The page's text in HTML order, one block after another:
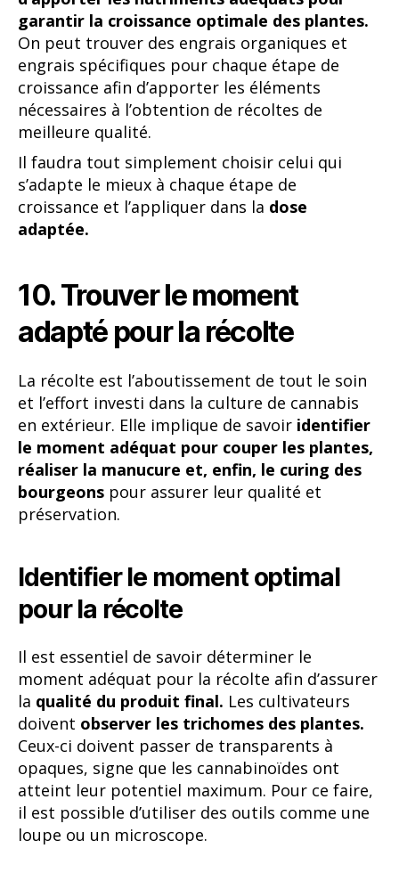
garantir la croissance optimale des plantes.
On peut trouver des engrais organiques et
engrais spécifiques pour chaque étape de
croissance afin d’apporter les éléments
nécessaires à l’obtention de récoltes de
meilleure qualité.
Il faudra tout simplement choisir celui qui
s’adapte le mieux à chaque étape de
croissance et l’appliquer dans la dose
adaptée.
10. Trouver le moment
adapté pour la récolte
La récolte est l’aboutissement de tout le soin
et l’effort investi dans la culture de cannabis
en extérieur. Elle implique de savoir identifier
le moment adéquat pour couper les plantes,
réaliser la manucure et, enfin, le curing des
bourgeons pour assurer leur qualité et
préservation.
Identifier le moment optimal
pour la récolte
Il est essentiel de savoir déterminer le
moment adéquat pour la récolte afin d’assurer
la qualité du produit final. Les cultivateurs
doivent observer les trichomes des plantes.
Ceux-ci doivent passer de transparents à
opaques, signe que les cannabinoïdes ont
atteint leur potentiel maximum. Pour ce faire,
il est possible d’utiliser des outils comme une
loupe ou un microscope.